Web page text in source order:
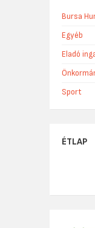
Bursa
Egyéb
Eladó
Sport
ÉTLAP